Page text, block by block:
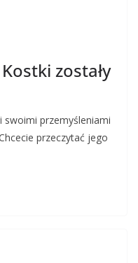
zostały
swoimi przemyśleniami
przeczytać jego